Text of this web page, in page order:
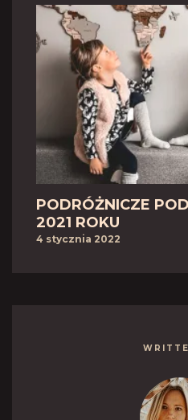
PODRÓŻNICZE
2021 ROKU
4 stycznia 2022